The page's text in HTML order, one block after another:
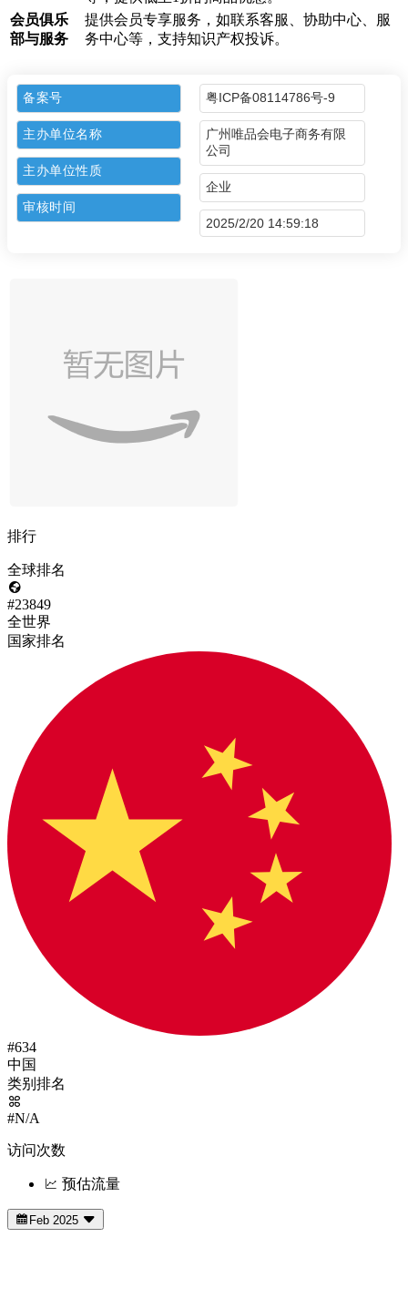
会员俱乐
部与服务
提供会员专享服务，如联系客服、协助中心、服
务中心等，支持知识产权投诉。
备案号
主办单位名称
主办单位性质
审核时间
粤ICP备08114786号-9
广州唯品会电子商务有限
公司
企业
2025/2/20 14:59:18
排行
全球排名
#23849
全世界
国家排名
#634
中国
类别排名
#N/A
访问次数
预估流量
Feb 2025